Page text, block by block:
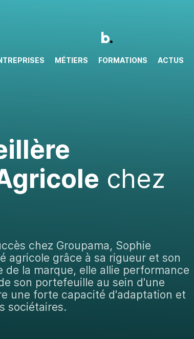
MÉTIERS FORMATIONS ACTUS
chez
chez Groupama, Sophie
agricole grâce à sa rigueur et son
la marque, elle allie performance
son portefeuille au sein d'une
une forte capacité d'adaptation et
sociétaires.